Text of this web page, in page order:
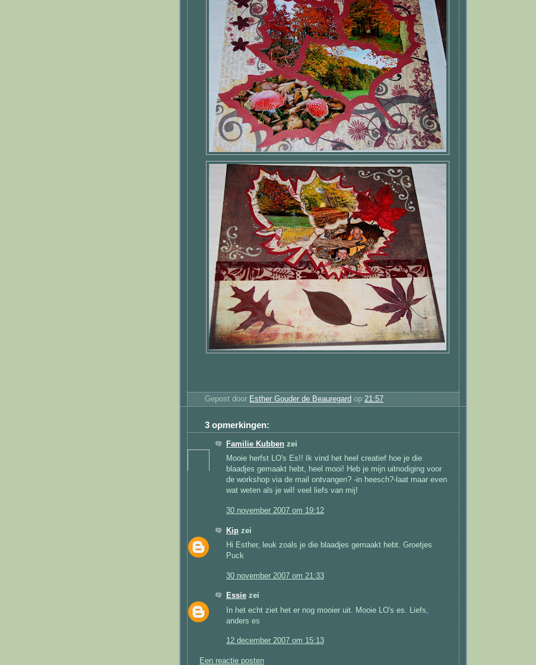
Gepost door Esther Gouder de Beauregard op 21:57
3 opmerkingen:
Familie Kubben zei
Mooie herfst LO's Es!! Ik vind het heel creatief hoe je die
blaadjes gemaakt hebt, heel mooi! Heb je mijn uitnodiging voor
de workshop via de mail ontvangen? -in heesch?-laat maar even
wat weten als je wil! veel liefs van mij!
30 november 2007 om 19:12
Kip zei
Hi Esther, leuk zoals je die blaadjes gemaakt hebt. Groetjes
Puck
30 november 2007 om 21:33
Essie zei
In het echt ziet het er nog mooier uit. Mooie LO's es. Liefs,
anders es
12 december 2007 om 15:13
Een reactie posten